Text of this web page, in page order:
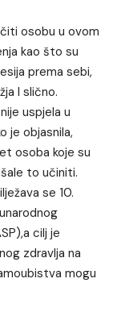
osobu u ovom
kao što su
prema sebi,
I slično.
uspjela u
je objasnila,
osoba koje su
to učiniti.
se 10.
cilj je
zdravlja na
mogu